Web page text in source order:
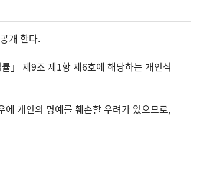
개 한다.
」 제9조 제1항 제6호에 해당하는 개인식
개인의 명예를 훼손할 우려가 있으므로,